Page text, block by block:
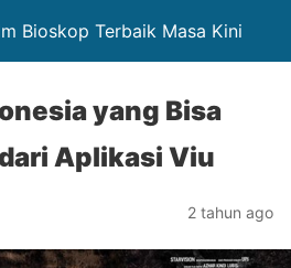
Bioskop Terbaik Masa Kini
yang Bisa
Aplikasi Viu
2 tahun ago